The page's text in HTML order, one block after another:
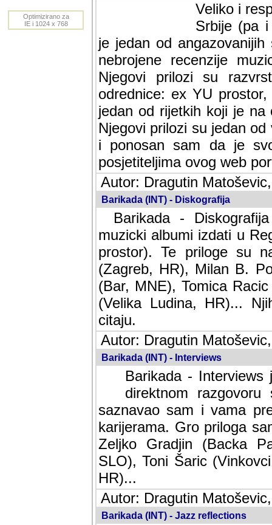
Veliko i
Srbije (pa i
jedan od angazovanijih
nebrojene recenzije
Njegovi prilozi su
odrednice: ex YU
jedan od rijetkih koji je
Njegovi prilozi su jedan
i ponosan sam da je
posjetiteljima ovog web
Autor: Dragutin
Barikada (INT) - Diskografija
Barikada -
muzicki albumi izdati u
prostor). Te priloge su
(Zagreb, HR), Milan B.
(Bar, MNE), Tomica
(Velika Ludina, HR)...
citaju.
Autor: Dragutin
Barikada (INT) - Interviews
Barikada -
direktnom
saznavao sam i vama
karijerama. Gro priloga
Zeljko Gradjin (Backa
SLO), Toni Šaric
HR)...
Autor: Dragutin
Barikada (INT) - Jazz reflections